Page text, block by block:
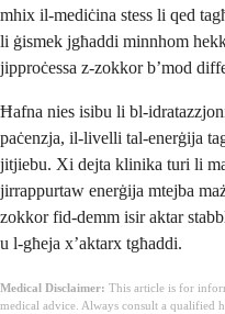
mhix il-mediċina stess li qed
li ġismek jgħaddi minnhom
jipproċessa z-zokkor b’mod
Ħafna nies isibu li bl-
paċenzja, il-livelli tal-enerġija
jitjiebu. Xi dejta klinika turi li
jirrappurtaw enerġija mtejba
zokkor fid-demm isir aktar
u l-għeja x’aktarx tgħaddi.
Medical Disclaimer: This article is for
medical advice. Always consult a qualified